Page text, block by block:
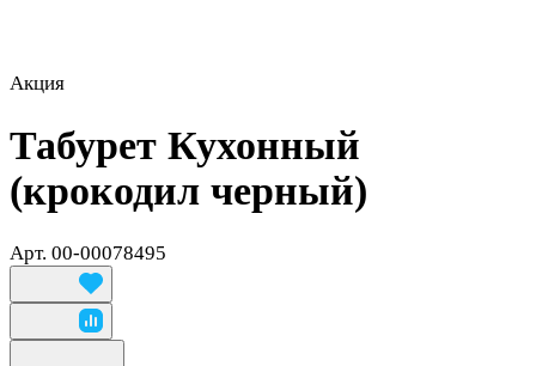
Акция
Табурет Кухонный
(крокодил черный)
Арт. 00-00078495